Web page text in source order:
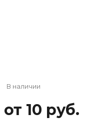
В наличии
от 10 руб.